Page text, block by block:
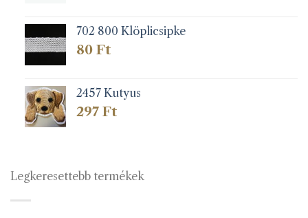
702 800 Klöplicsipke
80 Ft
2457 Kutyus
297 Ft
Legkeresettebb termékek